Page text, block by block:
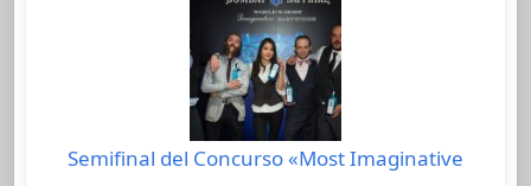
Semifinal del Concurso «Most Imaginative